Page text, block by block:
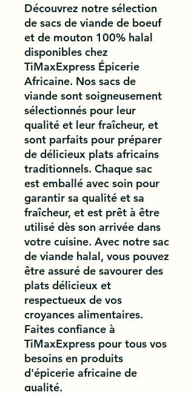
Découvrez notre sélection
de sacs de viande de boeuf
et de mouton 100% halal
disponibles chez
TiMaxExpress Épicerie
Africaine. Nos sacs de
viande sont soigneusement
sélectionnés pour leur
qualité et leur fraîcheur, et
sont parfaits pour préparer
de délicieux plats africains
traditionnels. Chaque sac
est emballé avec soin pour
garantir sa qualité et sa
fraîcheur, et est prêt à être
utilisé dès son arrivée dans
votre cuisine. Avec notre sac
de viande halal, vous pouvez
être assuré de savourer des
plats délicieux et
respectueux de vos
croyances alimentaires.
Faites confiance à
TiMaxExpress pour tous vos
besoins en produits
d'épicerie africaine de
qualité.